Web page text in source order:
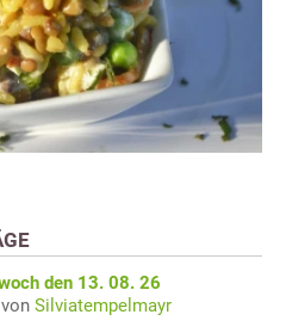
den 13. 08. 26
Silviatempelmayr